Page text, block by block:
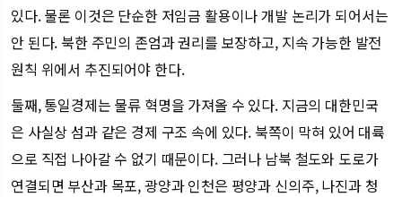
있다. 물론 이것은 단순한 저임금 활용이나 개발 논리가 되어서는
안 된다. 북한 주민의 존엄과 권리를 보장하고, 지속 가능한 발전
원칙 위에서 추진되어야 한다.
둘째, 통일경제는 물류 혁명을 가져올 수 있다. 지금의 대한민국
은 사실상 섬과 같은 경제 구조 속에 있다. 북쪽이 막혀 있어 대륙
으로 직접 나아갈 수 없기 때문이다. 그러나 남북 철도와 도로가
연결되면 부산과 목포, 광양과 인천은 평양과 신의주, 나진과 청